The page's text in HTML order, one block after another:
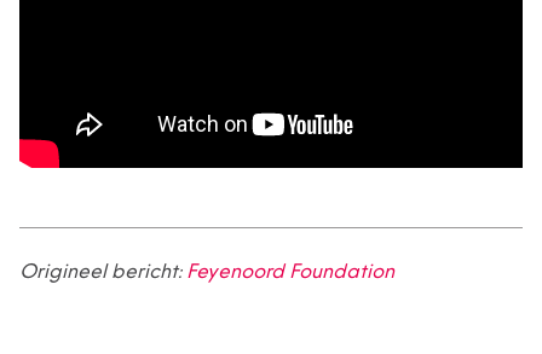
Origineel bericht:Feyenoord Foundation